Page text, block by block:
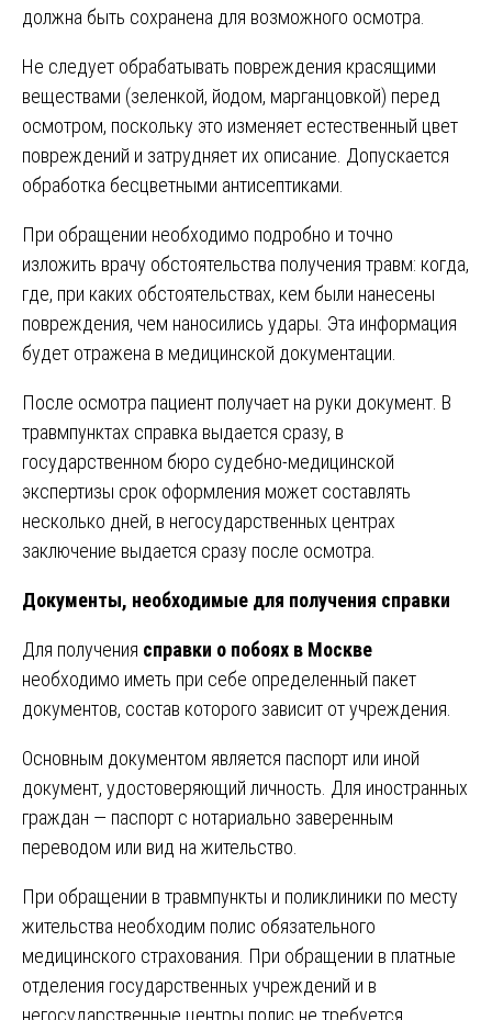
должна быть сохранена для возможного осмотра.
Не следует обрабатывать повреждения красящими
веществами (зеленкой, йодом, марганцовкой) перед
осмотром, поскольку это изменяет естественный цвет
повреждений и затрудняет их описание. Допускается
обработка бесцветными антисептиками.
При обращении необходимо подробно и точно
изложить врачу обстоятельства получения травм: когда,
где, при каких обстоятельствах, кем были нанесены
повреждения, чем наносились удары. Эта информация
будет отражена в медицинской документации.
После осмотра пациент получает на руки документ. В
травмпунктах справка выдается сразу, в
государственном бюро судебно-медицинской
экспертизы срок оформления может составлять
несколько дней, в негосударственных центрах
заключение выдается сразу после осмотра.
Документы, необходимые для получения справки
Для получения справки о побоях в Москве
необходимо иметь при себе определенный пакет
документов, состав которого зависит от учреждения.
Основным документом является паспорт или иной
документ, удостоверяющий личность. Для иностранных
граждан — паспорт с нотариально заверенным
переводом или вид на жительство.
При обращении в травмпункты и поликлиники по месту
жительства необходим полис обязательного
медицинского страхования. При обращении в платные
отделения государственных учреждений и в
негосударственные центры полис не требуется.